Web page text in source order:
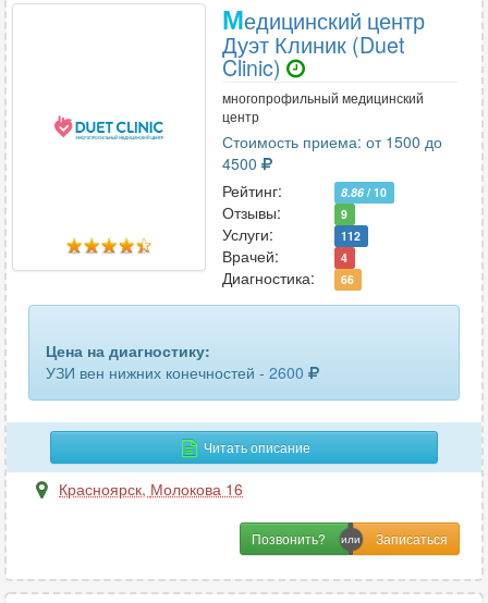
матки и придатков трансвагинальное
молочных желез
мягких тканей
мягких тканей лица 4
мягких тканей шеи
надпочечников
органов брюшной полости 28
органов малого таза
органов малого таза трансвагинальное 11
Медицинский центр
Дуэт Клиник (Duet
Clinic)
многопрофильный медицинский
центр
Стоимость приема: от 1500 до
4500
Рейтинг:
8.86 / 10
Отзывы: 9
Услуги: 112
Врачей: 4
Диагностика: 66
Цена на диагностику:
УЗИ вен нижних конечностей - 2600
Читать описание
Красноярск, Молокова 16
Позвонить?